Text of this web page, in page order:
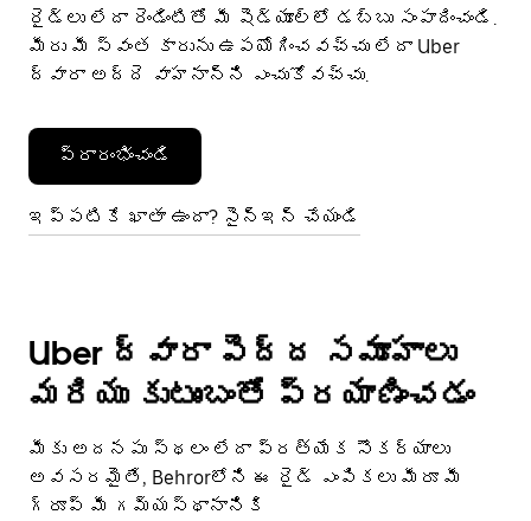
రైడ్‌లు లేదా రెండింటితో మీ షెడ్యూల్‌లో డబ్బు సంపాదించండి.
మీరు మీ స్వంత కారును ఉపయోగించవచ్చు లేదా Uber
ద్వారా అద్దె వాహనాన్ని ఎంచుకోవచ్చు.
ప్రారంభించండి
ఇప్పటికే ఖాతా ఉందా? సైన్ఇన్ చేయండి
Uber ద్వారా పెద్ద సమూహాలు
మరియు కుటుంబంతో ప్రయాణించడం
మీకు అదనపు స్థలం లేదా ప్రత్యేక సౌకర్యాలు
అవసరమైతే, Behrorలోని ఈ రైడ్ ఎంపికలు మీరూ మీ
గ్రూప్ మీ గమ్యస్థానానికి